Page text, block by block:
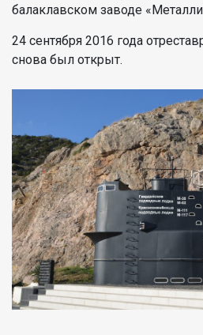
балаклавском заводе
24 сентября 2016 года
снова был открыт.